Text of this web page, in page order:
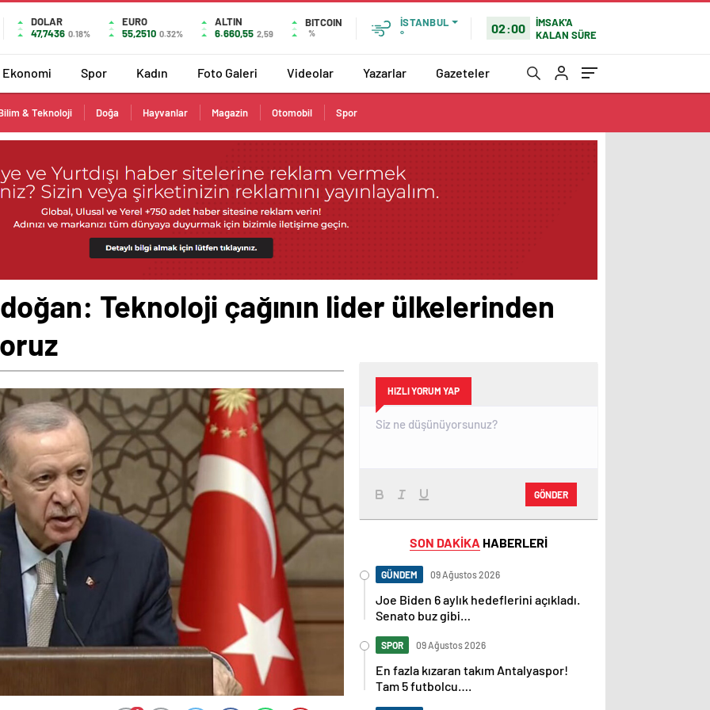
DOLAR
47,7436 0.18%
EURO
55,2510 0.32%
ALTIN
6.660,55 2,59
BITCOIN
%
İSTANBUL
°
02:00
İMSAK'A
KALAN SÜRE
Ekonomi Spor Kadın Foto Galeri Videolar Yazarlar Gazeteler
& Teknoloji Doğa Hayvanlar Magazin Otomobil Spor
Teknoloji çağının lider ülkelerinden
HIZLI YORUM YAP
GÖNDER
SON DAKİKA HABERLERİ
GÜNDEM 09 Ağustos 2026
Joe Biden 6 aylık hedeflerini açıkladı.
Senato buz gibi…
SPOR 09 Ağustos 2026
En fazla kızaran takım Antalyaspor!
Tam 5 futbolcu….